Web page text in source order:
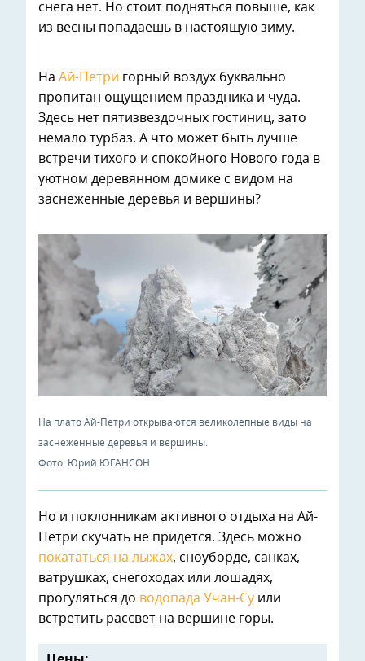
снега нет. Но стоит подняться повыше, как
из весны попадаешь в настоящую зиму.
На Ай-Петри горный воздух буквально
пропитан ощущением праздника и чуда.
Здесь нет пятизвездочных гостиниц, зато
немало турбаз. А что может быть лучше
встречи тихого и спокойного Нового года в
уютном деревянном домике с видом на
заснеженные деревья и вершины?
На плато Ай-Петри открываются великолепные виды на
заснеженные деревья и вершины.
Фото: Юрий ЮГАНСОН
Но и поклонникам активного отдыха на Ай-
Петри скучать не придется. Здесь можно
покататься на лыжах, сноуборде, санках,
ватрушках, снегоходах или лошадях,
прогуляться до водопада Учан-Су или
встретить рассвет на вершине горы.